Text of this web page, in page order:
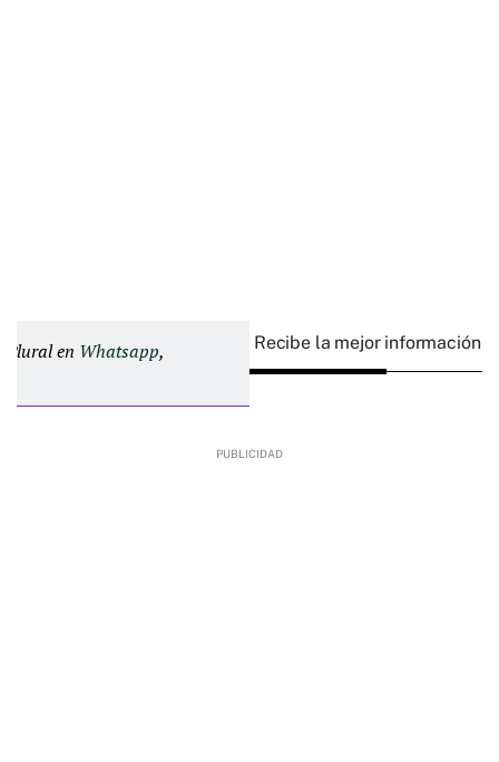
Plural en Whatsapp, Recibe la mejor información